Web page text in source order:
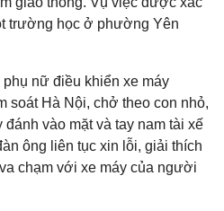
trường học ở phường Yên
nữ điều khiển xe máy
soát Hà Nội, chở theo con nhỏ,
đánh vào mặt và tay nam tài xế
ông liên tục xin lỗi, giải thích
chạm với xe máy của người